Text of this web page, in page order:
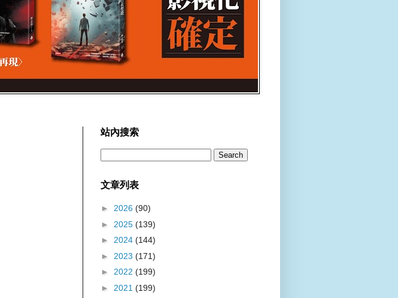
站內搜索
文章列表
► 2026 (90)
► 2025 (139)
► 2024 (144)
► 2023 (171)
► 2022 (199)
► 2021 (199)